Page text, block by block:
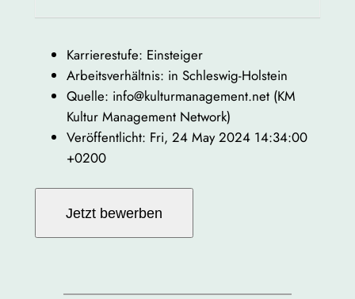
Karrierestufe: Einsteiger
Arbeitsverhältnis: in Schleswig-Holstein
Quelle: info@kulturmanagement.net (KM
Kultur Management Network)
Veröffentlicht: Fri, 24 May 2024 14:34:00
+0200